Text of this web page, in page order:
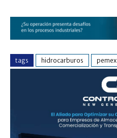
tags hidrocarburos pemex